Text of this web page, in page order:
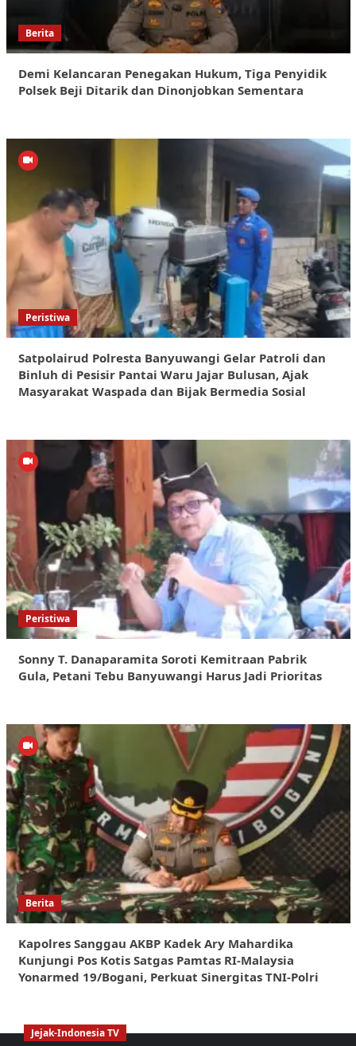
Berita
Demi Kelancaran Penegakan Hukum, Tiga Penyidik
Polsek Beji Ditarik dan Dinonjobkan Sementara
Peristiwa
Satpolairud Polresta Banyuwangi Gelar Patroli dan
Binluh di Pesisir Pantai Waru Jajar Bulusan, Ajak
Masyarakat Waspada dan Bijak Bermedia Sosial
Peristiwa
Sonny T. Danaparamita Soroti Kemitraan Pabrik
Gula, Petani Tebu Banyuwangi Harus Jadi Prioritas
Berita
Kapolres Sanggau AKBP Kadek Ary Mahardika
Kunjungi Pos Kotis Satgas Pamtas RI-Malaysia
Yonarmed 19/Bogani, Perkuat Sinergitas TNI-Polri
Jejak-Indonesia TV